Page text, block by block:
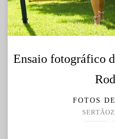
Ensaio fotográfico
FOTOS